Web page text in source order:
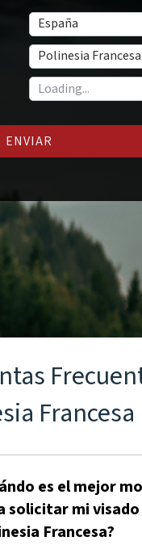
España
Polinesia Francesa
ENVIAR
Francesa
es el mejor
solicitar mi visado
Francesa?